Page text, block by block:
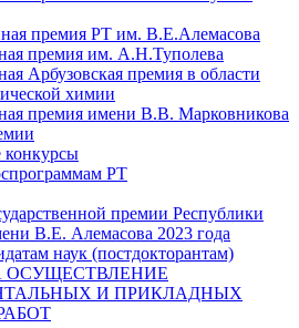
премия РТ им. В.Е.Алемасова
премия им. А.Н.Туполева
Арбузовская премия в области
химии
премия имени В.В. Марковникова
РТ
премии Республики
В.Е. Алемасова 2023 года
наук (постдокторантам)
ОСУЩЕСТВЛЕНИЕ
И ПРИКЛАДНЫХ